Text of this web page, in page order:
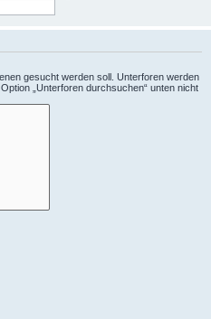
gesucht werden soll. Unterforen werden
„Unterforen durchsuchen“ unten nicht